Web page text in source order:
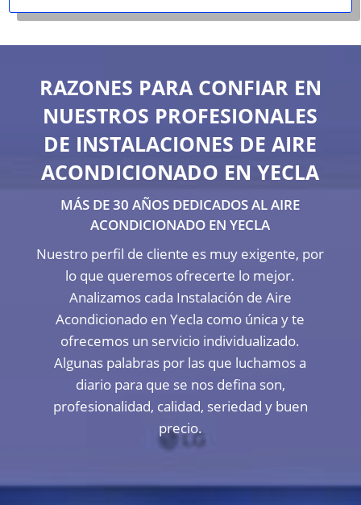
RAZONES PARA CONFIAR EN
NUESTROS PROFESIONALES
DE INSTALACIONES DE AIRE
ACONDICIONADO EN YECLA
MÁS DE 30 AÑOS DEDICADOS AL AIRE
ACONDICIONADO EN YECLA
Nuestro perfil de cliente es muy exigente, por
lo que queremos ofrecerte lo mejor.
Analizamos cada Instalación de Aire
Acondicionado en Yecla como única y te
ofrecemos un servicio individualizado.
Algunas palabras por las que luchamos a
diario para que se nos defina son,
profesionalidad, calidad, seriedad y buen
precio.